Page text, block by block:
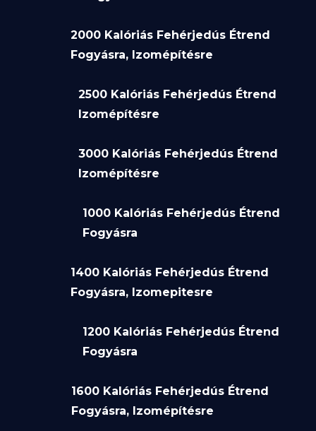
2000 Kalóriás Fehérjedús Étrend
Fogyásra, Izomépítésre
2500 Kalóriás Fehérjedús Étrend
Izomépítésre
3000 Kalóriás Fehérjedús Étrend
Izomépítésre
1000 Kalóriás Fehérjedús Étrend
Fogyásra
1400 Kalóriás Fehérjedús Étrend
Fogyásra, Izomepitesre
1200 Kalóriás Fehérjedús Étrend
Fogyásra
1600 Kalóriás Fehérjedús Étrend
Fogyásra, Izomépítésre